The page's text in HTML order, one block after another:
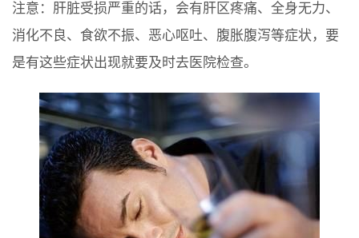
注意：肝脏受损严重的话，会有肝区疼痛、全身无力、
消化不良、食欲不振、恶心呕吐、腹胀腹泻等症状，要
是有这些症状出现就要及时去医院检查。